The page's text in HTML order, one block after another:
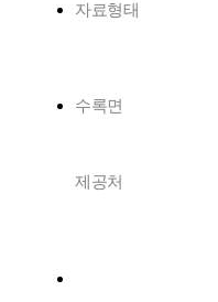
자료형태
수록면
제공처